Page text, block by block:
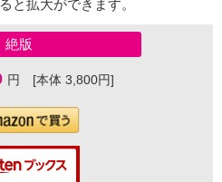
と拡大ができます。
絶版
円 [本体 3,800円]